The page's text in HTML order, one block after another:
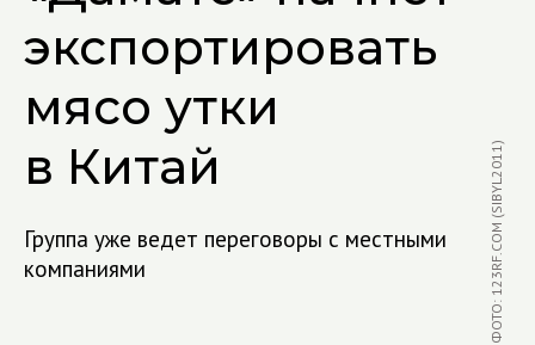
экспортировать
мясо утки
в Китай
Группа уже ведет переговоры с местными
компаниями
ФОТО: 123RF.COM (SIBYL2011)